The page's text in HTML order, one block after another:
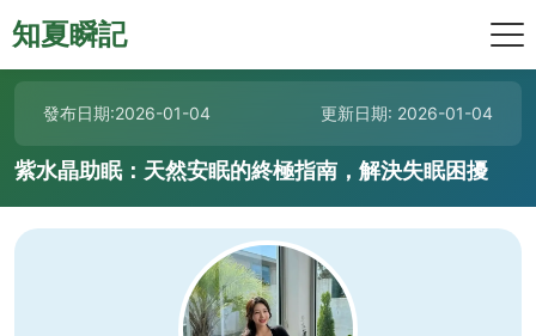
知夏瞬記
發布日期:2026-01-04 更新日期: 2026-01-04
紫水晶助眠：天然安眠的終極指南，解決失眠困擾